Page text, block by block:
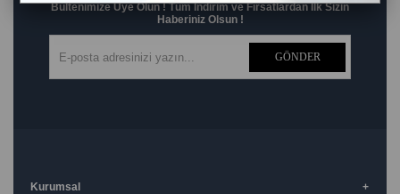
Bültenimize Üye Olun ! Tüm İndirim ve Fırsatlardan İlk Sizin
Haberiniz Olsun !
GÖNDER
Kurumsal